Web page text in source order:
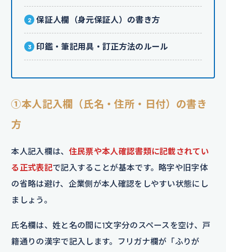
保証人欄（身元保証人）の書き方
印鑑・筆記用具・訂正方法のルール
①本人記入欄（氏名・住所・日付）の書き
方
本人記入欄は、 住民票や本人確認書類に記載されてい
る正式表記で記入することが基本です。略字や旧字体
の省略は避け、企業側が本人確認をしやすい状態にし
ましょう。
氏名欄は、姓と名の間に1文字分のスペースを空け、戸
籍通りの漢字で記入します。フリガナ欄が「ふりが